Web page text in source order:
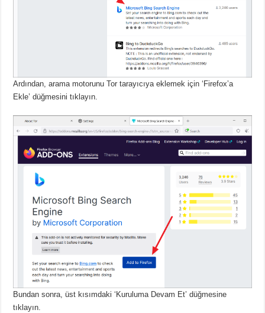
Ardından, arama motorunu Tor tarayıcıya eklemek için ‘Firefox’a
Ekle’ düğmesini tıklayın.
Bundan sonra, üst kısımdaki ‘Kuruluma Devam Et’ düğmesine
tıklayın.